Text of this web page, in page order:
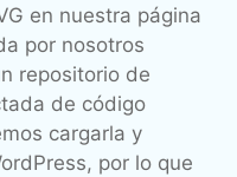
en nuestra página
por nosotros
repositorio de
de código
cargarla y
por lo que